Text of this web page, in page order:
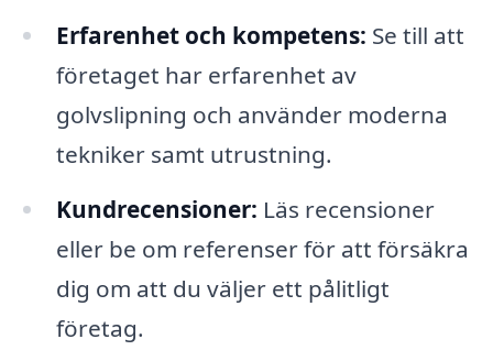
Erfarenhet och kompetens: Se till att
företaget har erfarenhet av
golvslipning och använder moderna
tekniker samt utrustning.
Kundrecensioner: Läs recensioner
eller be om referenser för att försäkra
dig om att du väljer ett pålitligt
företag.